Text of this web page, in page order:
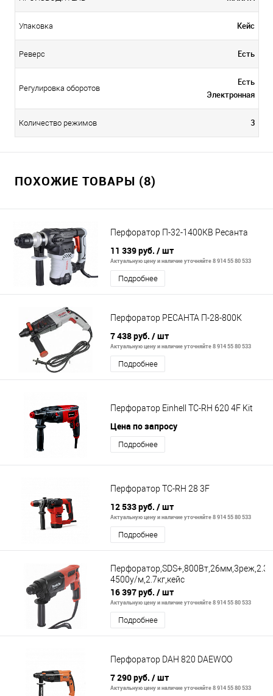
Упаковка Кейс
Реверс Есть
Регулировка оборотов
Есть
Электронная
Количество режимов 3
ПОХОЖИЕ ТОВАРЫ (8)
Перфоратор П-32-1400КВ Ресанта
11 339 руб. / шт
Актуальную цену и наличие уточняйте 8 914 55 80 533
Подробнее
Перфоратор РЕСАНТА П-28-800К
7 438 руб. / шт
Актуальную цену и наличие уточняйте 8 914 55 80 533
Подробнее
Перфоратор Einhell TC-RH 620 4F Kit
Цена по запросу
Подробнее
Перфоратор TC-RH 28 3F
12 533 руб. / шт
Актуальную цену и наличие уточняйте 8 914 55 80 533
Подробнее
4500у/м,2.7кг,кейс
16 397 руб. / шт
Актуальную цену и наличие уточняйте 8 914 55 80 533
Подробнее
Перфоратор DAH 820 DAEWOO
7 290 руб. / шт
Актуальную цену и наличие уточняйте 8 914 55 80 533